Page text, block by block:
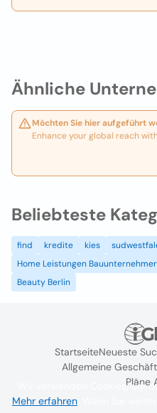
Ähnliche
Möchten Sie hier aufgeführt
Enhance your global reach
Beliebteste
find kredite kies
Home Leistungen
Beauty Berlin
StartseiteNeueste
Allgemeine
Pläne
Wir verwenden Cookies, um
Mehr erfahren